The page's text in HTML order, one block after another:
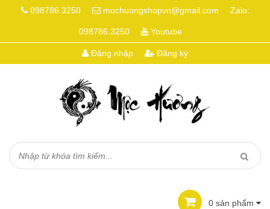
098786.3250 mochuongshopvn@gmail.com Zalo:
098786.3250 Youtube
Đăng nhập Đăng ký
0 sản phẩm